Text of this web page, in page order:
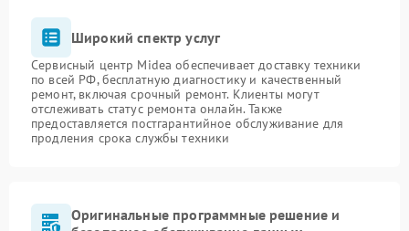
Широкий спектр услуг
Сервисный центр Midea обеспечивает доставку техники
по всей РФ, бесплатную диагностику и качественный
ремонт, включая срочный ремонт. Клиенты могут
отслеживать статус ремонта онлайн. Также
предоставляется постгарантийное обслуживание для
продления срока службы техники
Оригинальные программные решение и